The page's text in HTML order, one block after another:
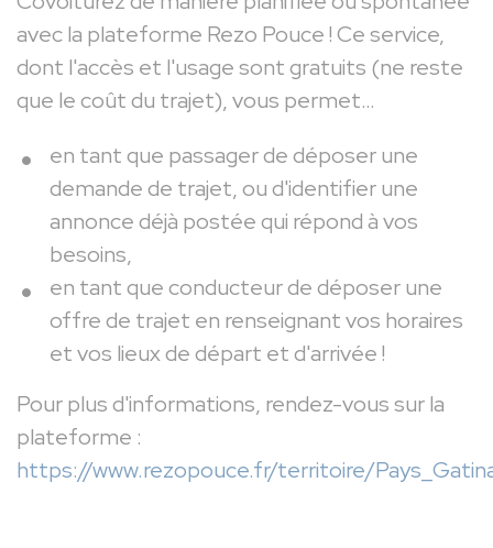
avec la plateforme Rezo Pouce ! Ce service,
dont l'accès et l'usage sont gratuits (ne reste
que le coût du trajet), vous permet…
en tant que passager de déposer une
demande de trajet, ou d'identifier une
annonce déjà postée qui répond à vos
besoins,
en tant que conducteur de déposer une
offre de trajet en renseignant vos horaires
et vos lieux de départ et d'arrivée !
Pour plus d'informations, rendez-vous sur la
plateforme :
https://www.rezopouce.fr/territoire/